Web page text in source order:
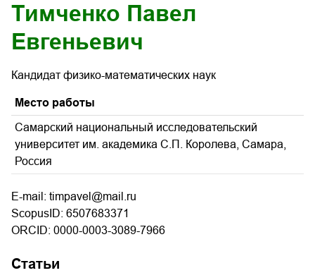
Тимченко Павел
Евгеньевич
Кандидат физико-математических наук
Место работы
Самарский национальный исследовательский
университет им. академика С.П. Королева, Самара,
Россия
E-mail: timpavel@mail.ru
ScopusID: 6507683371
ORCID: 0000-0003-3089-7966
Статьи